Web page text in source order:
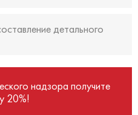
детального
надзора получите
20%!